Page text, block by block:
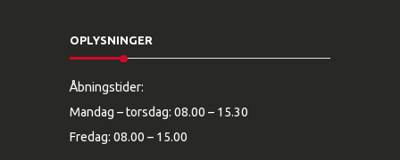
OPLYSNINGER
Åbningstider:
Mandag – torsdag: 08.00 – 15.30
Fredag: 08.00 – 15.00